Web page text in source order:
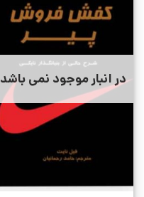
در انبار موجود نمی باشد